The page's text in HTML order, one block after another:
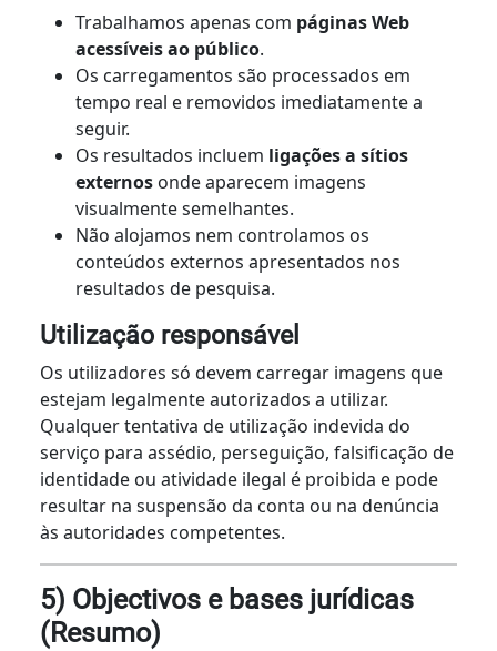
Trabalhamos apenas com páginas Web
acessíveis ao público.
Os carregamentos são processados em
tempo real e removidos imediatamente a
seguir.
Os resultados incluem ligações a sítios
externosonde aparecem imagens
visualmente semelhantes.
Não alojamos nem controlamos os
conteúdos externos apresentados nos
resultados de pesquisa.
Utilização responsável
Os utilizadores só devem carregar imagens que
estejam legalmente autorizados a utilizar.
Qualquer tentativa de utilização indevida do
serviço para assédio, perseguição, falsificação de
identidade ou atividade ilegal é proibida e pode
resultar na suspensão da conta ou na denúncia
às autoridades competentes.
5) Objectivos e bases jurídicas
(Resumo)